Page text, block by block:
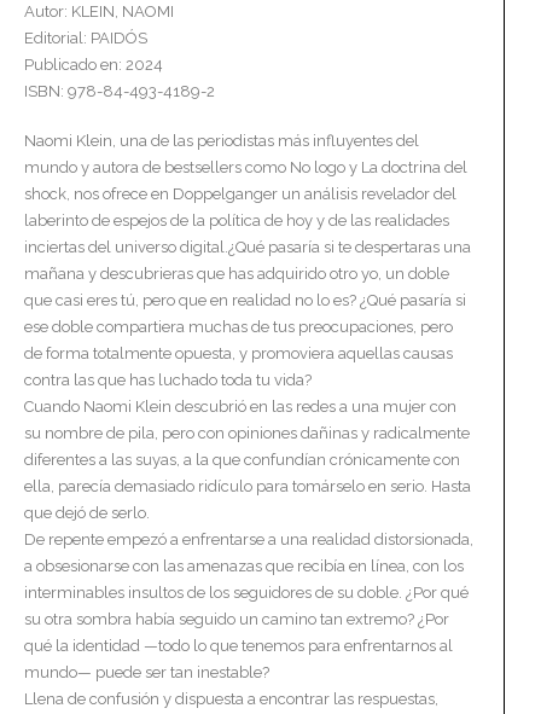
Autor: KLEIN, NAOMI
Editorial: PAIDÓS
Publicado en: 2024
ISBN: 978-84-493-4189-2
Naomi Klein, una de las periodistas más influyentes del
mundo y autora de bestsellers como No logo y La doctrina del
shock, nos ofrece en Doppelganger un análisis revelador del
laberinto de espejos de la política de hoy y de las realidades
inciertas del universo digital.¿Qué pasaría si te despertaras una
mañana y descubrieras que has adquirido otro yo, un doble
que casi eres tú, pero que en realidad no lo es? ¿Qué pasaría si
ese doble compartiera muchas de tus preocupaciones, pero
de forma totalmente opuesta, y promoviera aquellas causas
contra las que has luchado toda tu vida?
Cuando Naomi Klein descubrió en las redes a una mujer con
su nombre de pila, pero con opiniones dañinas y radicalmente
diferentes a las suyas, a la que confundían crónicamente con
ella, parecía demasiado ridículo para tomárselo en serio. Hasta
que dejó de serlo.
De repente empezó a enfrentarse a una realidad distorsionada,
a obsesionarse con las amenazas que recibía en línea, con los
interminables insultos de los seguidores de su doble. ¿Por qué
su otra sombra había seguido un camino tan extremo? ¿Por
qué la identidad —todo lo que tenemos para enfrentarnos al
mundo— puede ser tan inestable?
Llena de confusión y dispuesta a encontrar las respuestas,